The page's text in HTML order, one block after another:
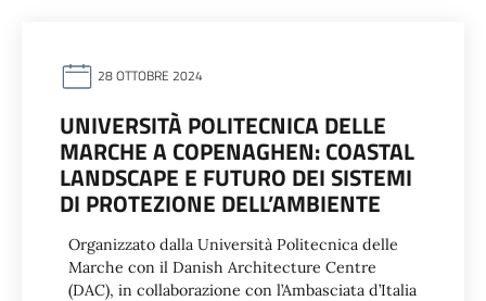
28 OTTOBRE 2024
UNIVERSITÀ POLITECNICA DELLE
MARCHE A COPENAGHEN: COASTAL
LANDSCAPE E FUTURO DEI SISTEMI
DI PROTEZIONE DELL’AMBIENTE
Organizzato dalla Università Politecnica delle
Marche con il Danish Architecture Centre
(DAC), in collaborazione con l’Ambasciata d’Italia